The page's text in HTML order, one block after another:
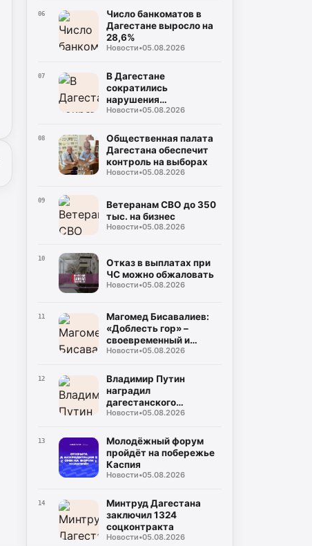
06
Число банкоматов в
Дагестане выросло на
28,6%
Новости•05.08.2026
07
В Дагестане
сократились
нарушения
газопотребления
Новости•05.08.2026
08
Общественная палата
Дагестана обеспечит
контроль на выборах
Новости•05.08.2026
09
Ветеранам СВО до 350
тыс. на бизнес
Новости•05.08.2026
10
Отказ в выплатах при
ЧС можно обжаловать
Новости•05.08.2026
11
Магомед Бисавалиев:
«Доблесть гор» –
своевременный и
долгожданный ответ на
Новости•05.08.2026
12
Владимир Путин
наградил
дагестанского
чиновника посмертно
Новости•05.08.2026
13
Молодёжный форум
пройдёт на побережье
Каспия
Новости•05.08.2026
14
Минтруд Дагестана
заключил 1324
соцконтракта
Новости•05.08.2026